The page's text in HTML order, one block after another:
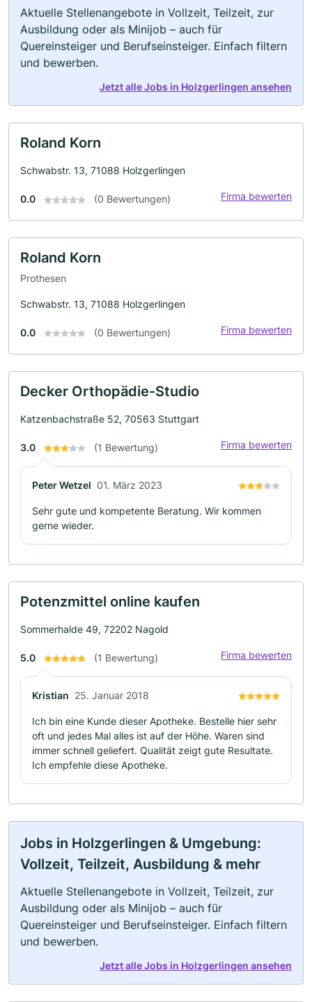
Aktuelle Stellenangebote in Vollzeit, Teilzeit, zur
Ausbildung oder als Minijob – auch für
Quereinsteiger und Berufseinsteiger. Einfach filtern
und bewerben.
Jetzt alle Jobs in Holzgerlingen ansehen
Roland Korn
Schwabstr. 13, 71088 Holzgerlingen
0.0 (0 Bewertungen) Firma bewerten
Roland Korn
Prothesen
Schwabstr. 13, 71088 Holzgerlingen
0.0 (0 Bewertungen) Firma bewerten
Decker Orthopädie-Studio
Katzenbachstraße 52, 70563 Stuttgart
3.0 (1 Bewertung) Firma bewerten
Peter Wetzel 01. März 2023
Sehr gute und kompetente Beratung. Wir kommen
gerne wieder.
Potenzmittel online kaufen
Sommerhalde 49, 72202 Nagold
5.0 (1 Bewertung) Firma bewerten
Kristian 25. Januar 2018
Ich bin eine Kunde dieser Apotheke. Bestelle hier sehr
oft und jedes Mal alles ist auf der Höhe. Waren sind
immer schnell geliefert. Qualität zeigt gute Resultate.
Ich empfehle diese Apotheke.
Jobs in Holzgerlingen & Umgebung:
Vollzeit, Teilzeit, Ausbildung & mehr
Aktuelle Stellenangebote in Vollzeit, Teilzeit, zur
Ausbildung oder als Minijob – auch für
Quereinsteiger und Berufseinsteiger. Einfach filtern
und bewerben.
Jetzt alle Jobs in Holzgerlingen ansehen